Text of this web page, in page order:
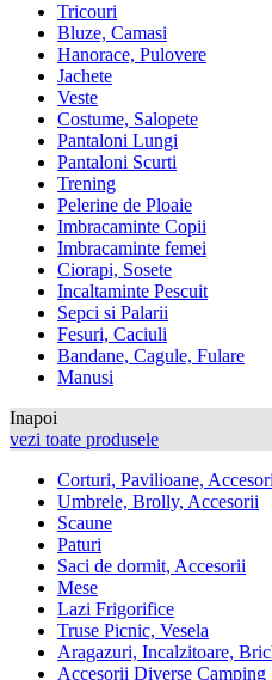
Tricouri
Bluze, Camasi
Hanorace, Pulovere
Jachete
Veste
Costume, Salopete
Pantaloni Lungi
Pantaloni Scurti
Trening
Pelerine de Ploaie
Imbracaminte Copii
Imbracaminte femei
Ciorapi, Sosete
Incaltaminte Pescuit
Sepci si Palarii
Fesuri, Caciuli
Bandane, Cagule, Fulare
Manusi
Inapoi
vezi toate produsele
Corturi, Pavilioane,
Umbrele, Brolly, Accesorii
Scaune
Paturi
Saci de dormit, Accesorii
Mese
Lazi Frigorifice
Truse Picnic, Vesela
Aragazuri, Incalzitoare,
Accesorii Diverse Camping